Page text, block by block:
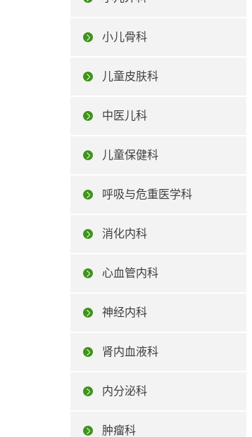
小儿骨科
儿童皮肤科
中医儿科
儿童保健科
呼吸与危重医学科
消化内科
心血管内科
神经内科
肾内血液科
内分泌科
肿瘤科